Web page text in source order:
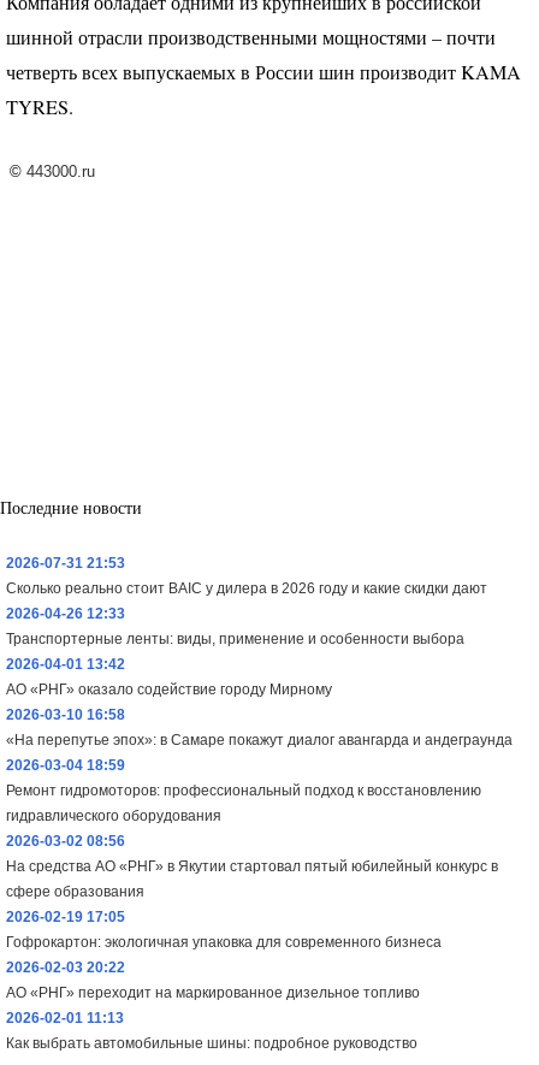
шинной отрасли производственными мощностями – почти
четверть всех выпускаемых в России шин производитKAMA
TYRES.
© 443000.ru
Последние новости
2026-07-31 21:53
Сколько реально стоит BAIC у дилера в 2026 году и какие скидки дают
2026-04-26 12:33
Транспортерные ленты: виды, применение и особенности выбора
2026-04-01 13:42
АО «РНГ» оказало содействие городу Мирному
2026-03-10 16:58
«На перепутье эпох»: в Самаре покажут диалог авангарда и андеграунда
2026-03-04 18:59
Ремонт гидромоторов: профессиональный подход к восстановлению
гидравлического оборудования
2026-03-02 08:56
На средства АО «РНГ» в Якутии стартовал пятый юбилейный конкурс в
сфере образования
2026-02-19 17:05
Гофрокартон: экологичная упаковка для современного бизнеса
2026-02-03 20:22
АО «РНГ» переходит на маркированное дизельное топливо
2026-02-01 11:13
Как выбрать автомобильные шины: подробное руководство